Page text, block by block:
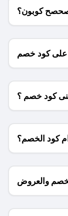
كوبون؟
على كود خصم
شربتلي؟
كود خصم ؟
كود الخصم؟
والعروض
للمتاجر؟